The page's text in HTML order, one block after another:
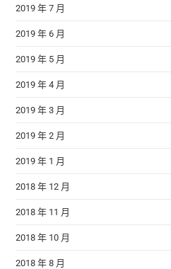
2019 年 7 月
2019 年 6 月
2019 年 5 月
2019 年 4 月
2019 年 3 月
2019 年 2 月
2019 年 1 月
2018 年 12 月
2018 年 11 月
2018 年 10 月
2018 年 8 月